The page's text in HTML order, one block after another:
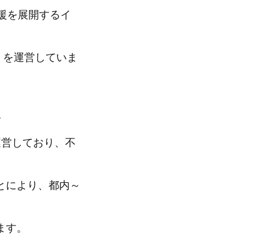
を展開するイ
運営していま
しており、不
により、都内～
。